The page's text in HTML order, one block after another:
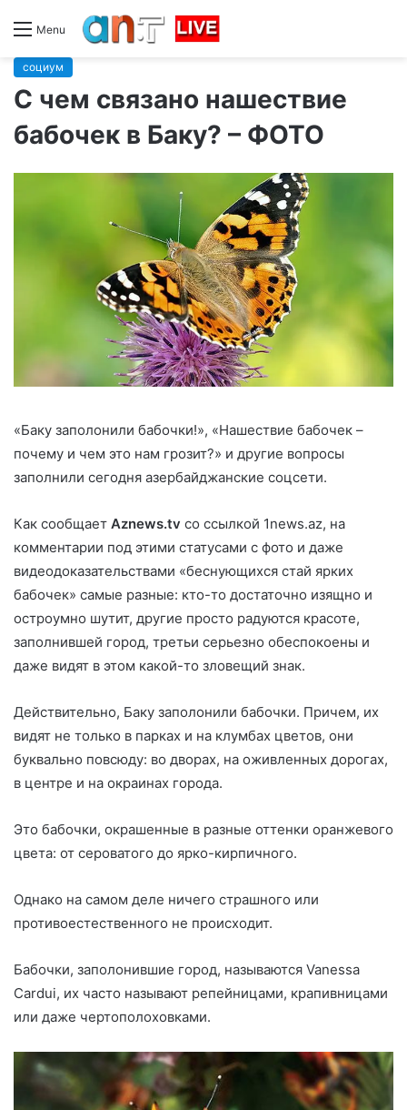
Menu
социум
С чем связано нашествие
бабочек в Баку? – ФОТО
«Баку заполонили бабочки!», «Нашествие бабочек –
почему и чем это нам грозит?» и другие вопросы
заполнили сегодня азербайджанские соцсети.
Как сообщает Aznews.tv со ссылкой 1news.az, на
комментарии под этими статусами с фото и даже
видеодоказательствами «беснующихся стай ярких
бабочек» самые разные: кто-то достаточно изящно и
остроумно шутит, другие просто радуются красоте,
заполнившей город, третьи серьезно обеспокоены и
даже видят в этом какой-то зловещий знак.
Действительно, Баку заполонили бабочки. Причем, их
видят не только в парках и на клумбах цветов, они
буквально повсюду: во дворах, на оживленных дорогах,
в центре и на окраинах города.
Это бабочки, окрашенные в разные оттенки оранжевого
цвета: от сероватого до ярко-кирпичного.
Однако на самом деле ничего страшного или
противоестественного не происходит.
Бабочки, заполонившие город, называются Vanessa
Cardui, их часто называют репейницами, крапивницами
или даже чертополоховками.